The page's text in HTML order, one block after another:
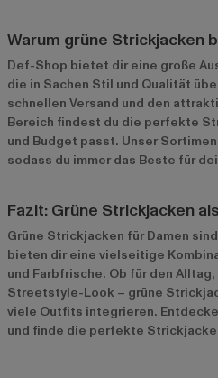
Warum grüne Strickjacken
Def-Shop bietet dir eine große
die in Sachen Stil und Qualität
schnellen Versand und den
Bereich findest du die perfekte
und Budget passt. Unser
sodass du immer das Beste für
Fazit: Grüne Strickjacken
Grüne Strickjacken für Damen
bieten dir eine vielseitige
und Farbfrische. Ob für den
Streetstyle-Look – grüne
viele Outfits integrieren.
und finde die perfekte